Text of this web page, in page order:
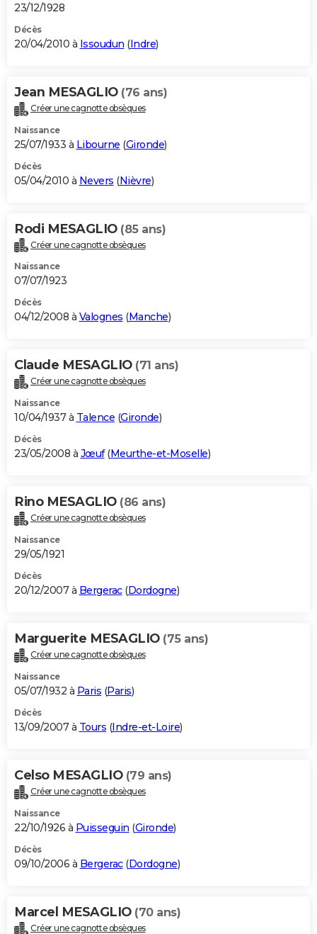
23/12/1928
Décès
20/04/2010 à Issoudun (Indre)
Jean MESAGLIO (76 ans)
Créer une cagnotte obsèques
Naissance
25/07/1933 à Libourne (Gironde)
Décès
05/04/2010 à Nevers (Nièvre)
Rodi MESAGLIO (85 ans)
Créer une cagnotte obsèques
Naissance
07/07/1923
Décès
04/12/2008 à Valognes (Manche)
Claude MESAGLIO (71 ans)
Créer une cagnotte obsèques
Naissance
10/04/1937 à Talence (Gironde)
Décès
23/05/2008 à Jœuf(Meurthe-et-Moselle)
Rino MESAGLIO (86 ans)
Créer une cagnotte obsèques
Naissance
29/05/1921
Décès
20/12/2007 à Bergerac(Dordogne)
Marguerite MESAGLIO (75 ans)
Créer une cagnotte obsèques
Naissance
05/07/1932 à Paris (Paris)
Décès
13/09/2007 à Tours (Indre-et-Loire)
Celso MESAGLIO (79 ans)
Créer une cagnotte obsèques
Naissance
22/10/1926 à Puisseguin (Gironde)
Décès
09/10/2006 à Bergerac(Dordogne)
Marcel MESAGLIO (70 ans)
Créer une cagnotte obsèques